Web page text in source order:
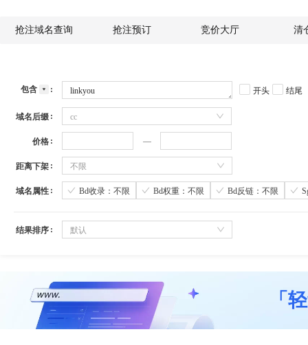
抢注域名查询 抢注预订 竞价大厅 清
包含 开头 结尾
域名后缀 cc
价格
距离下架 不限
域名属性 Bd收录：不限 Bd权重：不限 Bd反链：不限
结果排序 默认
「